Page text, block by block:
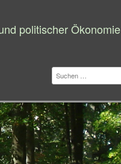
politischer Ökonomie
Suchen
nach: